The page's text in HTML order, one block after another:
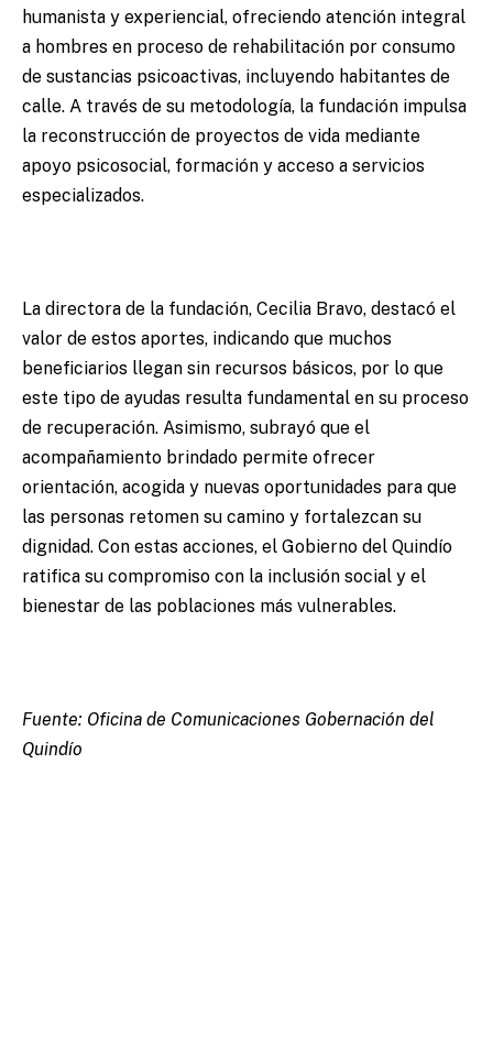
humanista y experiencial, ofreciendo atención integral
a hombres en proceso de rehabilitación por consumo
de sustancias psicoactivas, incluyendo habitantes de
calle. A través de su metodología, la fundación impulsa
la reconstrucción de proyectos de vida mediante
apoyo psicosocial, formación y acceso a servicios
especializados.
La directora de la fundación, Cecilia Bravo, destacó el
valor de estos aportes, indicando que muchos
beneficiarios llegan sin recursos básicos, por lo que
este tipo de ayudas resulta fundamental en su proceso
de recuperación. Asimismo, subrayó que el
acompañamiento brindado permite ofrecer
orientación, acogida y nuevas oportunidades para que
las personas retomen su camino y fortalezcan su
dignidad. Con estas acciones, el Gobierno del Quindío
ratifica su compromiso con la inclusión social y el
bienestar de las poblaciones más vulnerables.
Fuente: Oficina de Comunicaciones Gobernación del
Quindío